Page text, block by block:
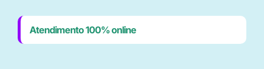
Atendimento 100% online